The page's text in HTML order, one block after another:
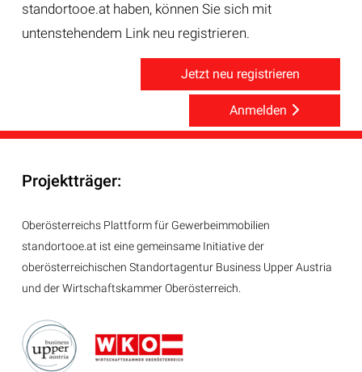
standortooe.at haben, können Sie sich mit
untenstehendem Link neu registrieren.
Jetzt neu registrieren
Anmelden
Projektträger:
Oberösterreichs Plattform für Gewerbeimmobilien
standortooe.at ist eine gemeinsame Initiative der
oberösterreichischen Standortagentur Business Upper Austria
und der Wirtschaftskammer Oberösterreich.